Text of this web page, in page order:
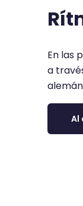
En las
a
Al